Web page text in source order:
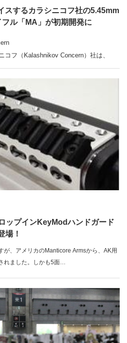
スするカラシニコフ社の5.45mm
ル「MA」が初期開発に
コフ（Kalashnikov Concern）社は、
コンパクトアサルトライフル」の初試
」で続きを読む
ップインKeyModハンドガード
場！
が、アメリカのManticore Armsから、AK用
れました。しかも5面…